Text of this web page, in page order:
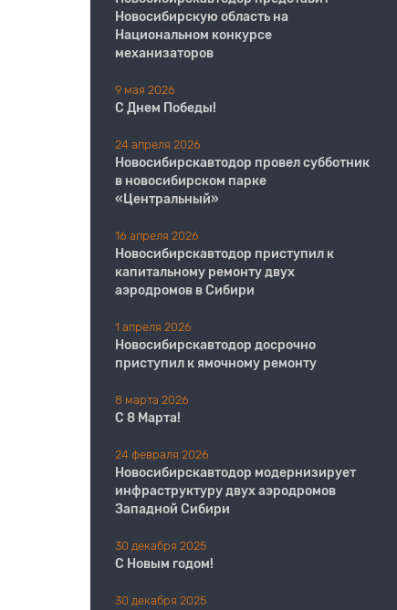
Новосибирскую область на
Национальном конкурсе
механизаторов
9 мая 2026
С Днем Победы!
24 апреля 2026
Новосибирскавтодор провел субботник
в новосибирском парке
«Центральный»
16 апреля 2026
Новосибирскавтодор приступил к
капитальному ремонту двух
аэродромов в Сибири
1 апреля 2026
Новосибирскавтодор досрочно
приступил к ямочному ремонту
8 марта 2026
С 8 Марта!
24 февраля 2026
Новосибирскавтодор модернизирует
инфраструктуру двух аэродромов
Западной Сибири
30 декабря 2025
С Новым годом!
30 декабря 2025